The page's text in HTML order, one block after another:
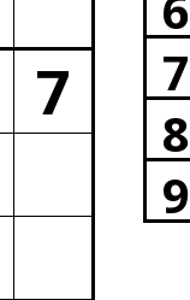
7
7
8
9